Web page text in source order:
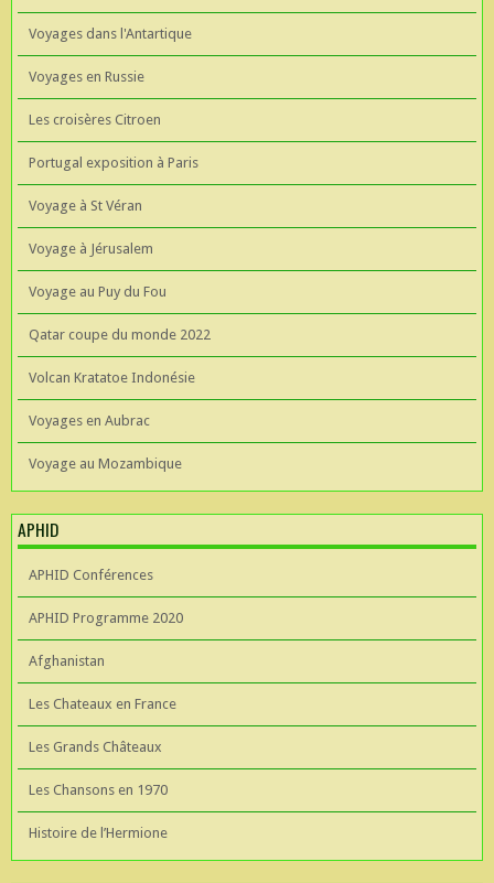
Voyages dans l'Antartique
Voyages en Russie
Les croisères Citroen
Portugal exposition à Paris
Voyage à St Véran
Voyage à Jérusalem
Voyage au Puy du Fou
Qatar coupe du monde 2022
Volcan Kratatoe Indonésie
Voyages en Aubrac
Voyage au Mozambique
APHID
APHID Conférences
APHID Programme 2020
Afghanistan
Les Chateaux en France
Les Grands Châteaux
Les Chansons en 1970
Histoire de l’Hermione